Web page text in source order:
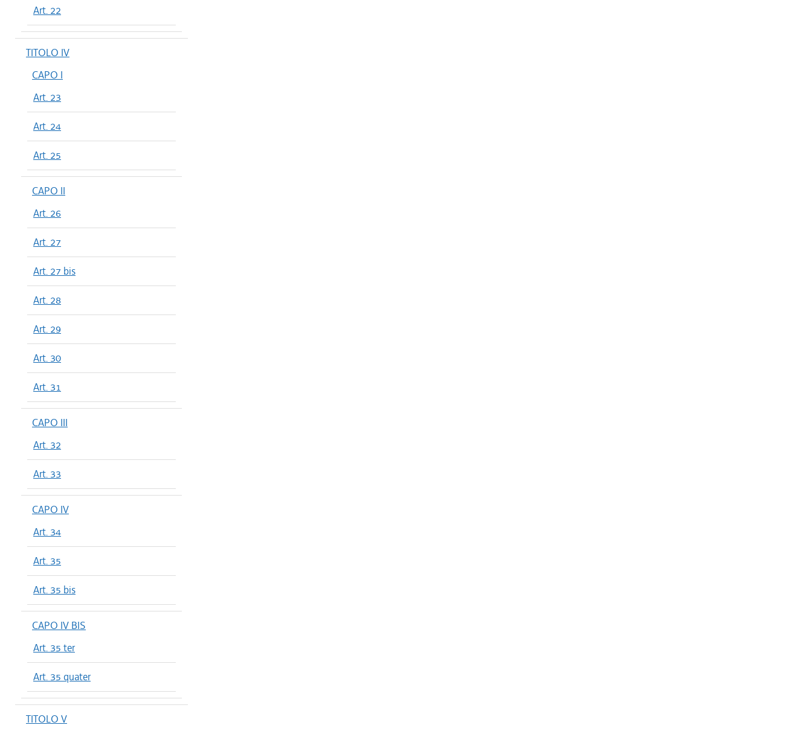
Art. 22
TITOLO IV
CAPO I
Art. 23
Art. 24
Art. 25
CAPO II
Art. 26
Art. 27
Art. 27 bis
Art. 28
Art. 29
Art. 30
Art. 31
CAPO III
Art. 32
Art. 33
CAPO IV
Art. 34
Art. 35
Art. 35 bis
CAPO IV BIS
Art. 35 ter
Art. 35 quater
TITOLO V